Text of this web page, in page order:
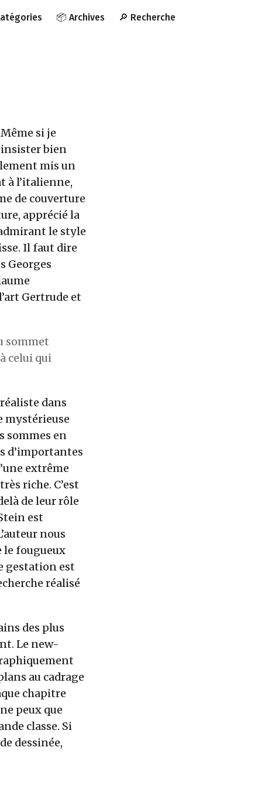
📦 Archives 🔎 Recherche
si je
bien
mis un
à l’italienne,
de couverture
apprécié la
le style
Il faut dire
Georges
Gertrude et
sommet
celui qui
dans
mystérieuse
sommes en
d’importantes
extrême
riche. C’est
de leur rôle
est
nous
fougueux
gestation est
réalisé
des plus
Le new-
au cadrage
chapitre
peux que
classe. Si
dessinée,